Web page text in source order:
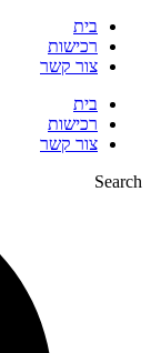
בית
רכישות
צור קשר
בית
רכישות
צור קשר
Search